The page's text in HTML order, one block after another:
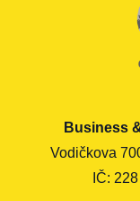
Business
Vodičkova
IČ: